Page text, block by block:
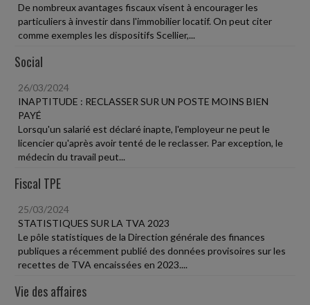
De nombreux avantages fiscaux visent à encourager les
particuliers à investir dans l'immobilier locatif. On peut citer
comme exemples les dispositifs Scellier,...
Social
26/03/2024
INAPTITUDE : RECLASSER SUR UN POSTE MOINS BIEN
PAYÉ
Lorsqu'un salarié est déclaré inapte, l'employeur ne peut le
licencier qu'après avoir tenté de le reclasser. Par exception, le
médecin du travail peut...
Fiscal TPE
25/03/2024
STATISTIQUES SUR LA TVA 2023
Le pôle statistiques de la Direction générale des finances
publiques a récemment publié des données provisoires sur les
recettes de TVA encaissées en 2023....
Vie des affaires